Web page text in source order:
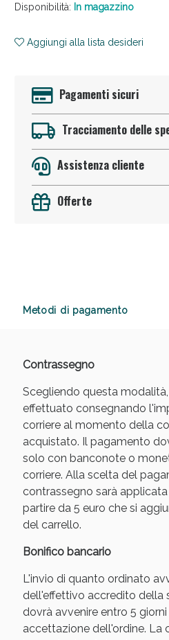
Disponibilità: In magazzino
Aggiungi alla lista desideri
Pagamenti sicuri
Tracciamento delle
Assistenza cliente
Offerte
Metodi di pagamento
Contrassegno
Scegliendo questa
effettuato consegnando
corriere al momento della
acquistato. Il pagamento
solo con banconote o
corriere. Alla scelta del
contrassegno sarà
partire da 5 euro che si
del carrello.
Bonifico bancario
L'invio di quanto ordinato
dell'effettivo accredito della
dovrà avvenire entro 5
accettazione dell'ordine. La
Anticellulite e Fanghi:
oggi!
Sconto fino al 55%